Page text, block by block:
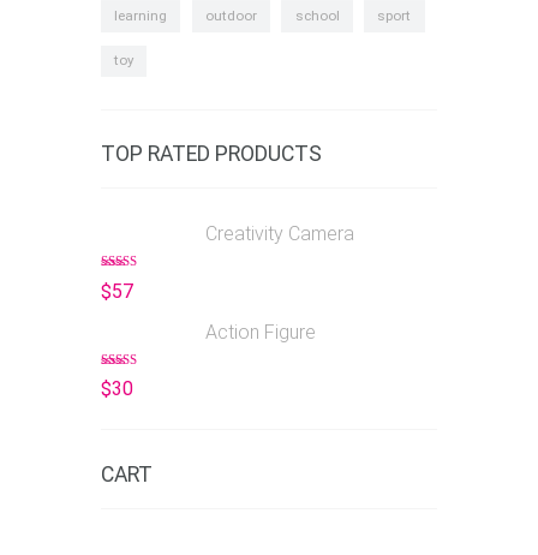
learning outdoor school sport
toy
TOP RATED PRODUCTS
Creativity Camera
Rated
out of 5
$57
Action Figure
Rated
out of 5
$30
CART